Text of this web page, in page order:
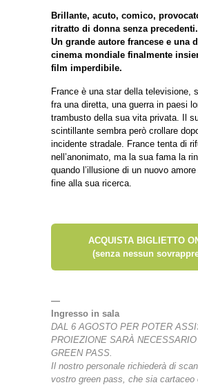
Brillante, acuto, comico,
ritratto di donna senza precedenti.
Un grande autore francese e una
cinema mondiale finalmente
film imperdibile.
France è una star della televisione,
fra una diretta, una guerra in paesi
trambusto della sua vita privata. Il
scintillante sembra però crollare
incidente stradale. France tenta di
nell’anonimato, ma la sua fama la
quando l’illusione di un nuovo
fine alla sua ricerca.
ACQUISTA BIGLIETTO
(senza nessun
—
Ingresso in sala
DAL 6 AGOSTO PER POTER
PROIEZIONE SARÀ
GREEN PASS.
Il nostro personale richiederà di
vostro green pass, che sia cartaceo